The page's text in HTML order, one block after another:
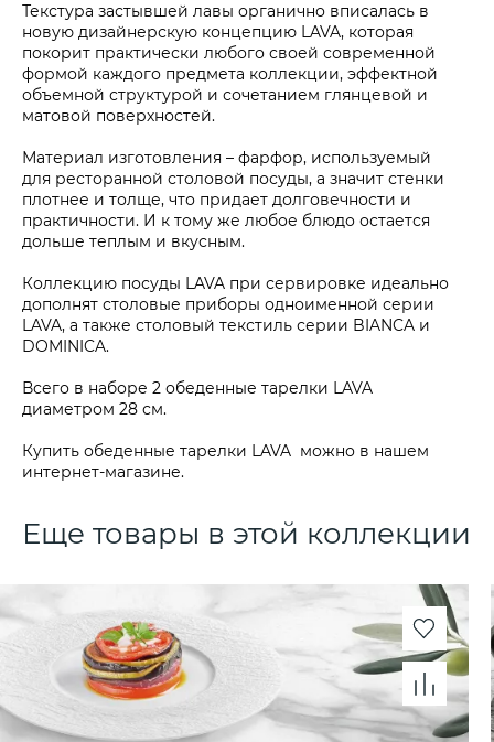
Текстура застывшей лавы органично вписалась в
новую дизайнерскую концепцию LAVA, которая
покорит практически любого своей современной
формой каждого предмета коллекции, эффектной
объемной структурой и сочетанием глянцевой и
матовой поверхностей.
Материал изготовления – фарфор, используемый
для ресторанной столовой посуды, а значит стенки
плотнее и толще, что придает долговечности и
практичности. И к тому же любое блюдо остается
дольше теплым и вкусным.
Коллекцию посуды LAVA при сервировке идеально
дополнят столовые приборы одноименной серии
LAVA, а также столовый текстиль серии BIANCA и
DOMINICA.
Всего в наборе 2 обеденные тарелки LAVA
диаметром 28 см.
Купить обеденные тарелки LAVA можно в нашем
интернет-магазине.
Еще товары в этой коллекции